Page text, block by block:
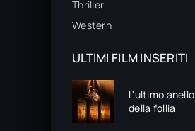
Thriller
Western
ULTIMI FILM INSERITI
L'ultimo anello
della follia